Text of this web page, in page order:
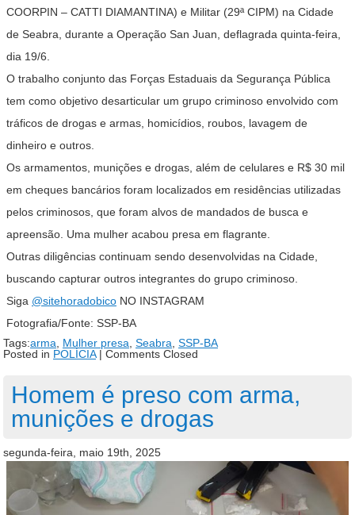
COORPIN – CATTI DIAMANTINA) e Militar (29ª CIPM) na Cidade
de Seabra, durante a Operação San Juan, deflagrada quinta-feira,
dia 19/6.
O trabalho conjunto das Forças Estaduais da Segurança Pública
tem como objetivo desarticular um grupo criminoso envolvido com
tráficos de drogas e armas, homicídios, roubos, lavagem de
dinheiro e outros.
Os armamentos, munições e drogas, além de celulares e R$ 30 mil
em cheques bancários foram localizados em residências utilizadas
pelos criminosos, que foram alvos de mandados de busca e
apreensão. Uma mulher acabou presa em flagrante.
Outras diligências continuam sendo desenvolvidas na Cidade,
buscando capturar outros integrantes do grupo criminoso.
Siga @sitehoradobico NO INSTAGRAM
Fotografia/Fonte: SSP-BA
Tags:arma, Mulher presa, Seabra, SSP-BA
Posted in POLÍCIA| Comments Closed
Homem é preso com arma,
munições e drogas
segunda-feira, maio 19th, 2025